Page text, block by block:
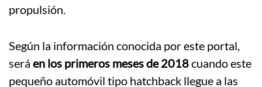
propulsión.
Según la información conocida por este portal,
será en los primeros meses de 2018cuando este
pequeño automóvil tipo hatchback llegue a las